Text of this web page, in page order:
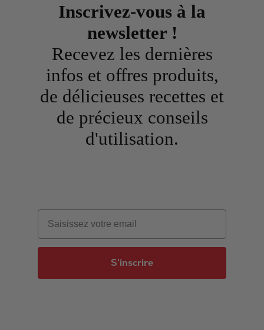
Inscrivez-vous à la
newsletter !
Recevez les dernières
infos et offres produits,
de délicieuses recettes et
de précieux conseils
d'utilisation.
Email
S'inscrire